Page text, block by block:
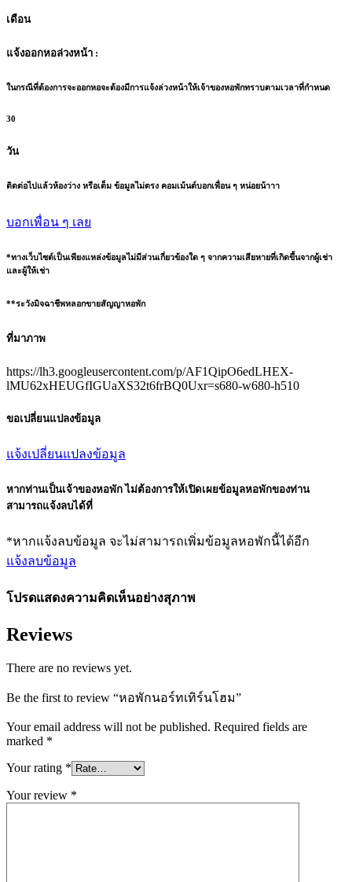
เดือน
แจ้งออกหอล่วงหน้า :
ในกรณีที่ต้องการจะออกหอจะต้องมีการแจ้งล่วงหน้าให้เจ้าของหอพักทราบตามเวลาที่กำหนด
30
วัน
ติดต่อไปแล้วห้องว่าง หรือเต็ม ข้อมูลไม่ตรง คอมเม้นต์บอกเพื่อน ๆ หน่อยน้าาา
บอกเพื่อน ๆ เลย
*ทางเว็บไซต์เป็นเพียงแหล่งข้อมูลไม่มีส่วนเกี่ยวข้องใด ๆ จากความเสียหายที่เกิดขึ้นจากผู้เช่า
และผู้ให้เช่า
**ระวังมิจฉาชีพหลอกขายสัญญาหอพัก
ที่มาภาพ
https://lh3.googleusercontent.com/p/AF1QipO6edLHEX-
lMU62xHEUGfIGUaXS32t6frBQ0Uxr=s680-w680-h510
ขอเปลี่ยนแปลงข้อมูล
แจ้งเปลี่ยนแปลงข้อมูล
หากท่านเป็นเจ้าของหอพัก ไม่ต้องการให้เปิดเผยข้อมูลหอพักของท่าน
สามารถแจ้งลบได้ที่
*หากแจ้งลบข้อมูล จะไม่สามารถเพิ่มข้อมูลหอพักนี้ได้อีก
แจ้งลบข้อมูล
โปรดแสดงความคิดเห็นอย่างสุภาพ
Reviews
There are no reviews yet.
Be the first to review “หอพักนอร์ทเทิร์นโฮม”
Your email address will not be published. Required fields are
marked *
Your rating *
Your review *